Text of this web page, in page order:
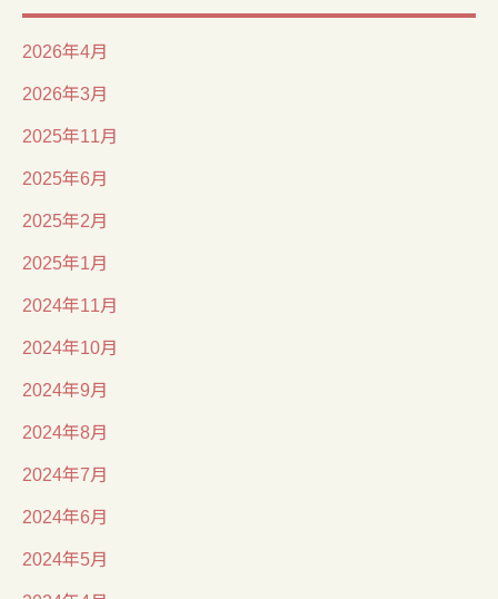
2026年4月
2026年3月
2025年11月
2025年6月
2025年2月
2025年1月
2024年11月
2024年10月
2024年9月
2024年8月
2024年7月
2024年6月
2024年5月